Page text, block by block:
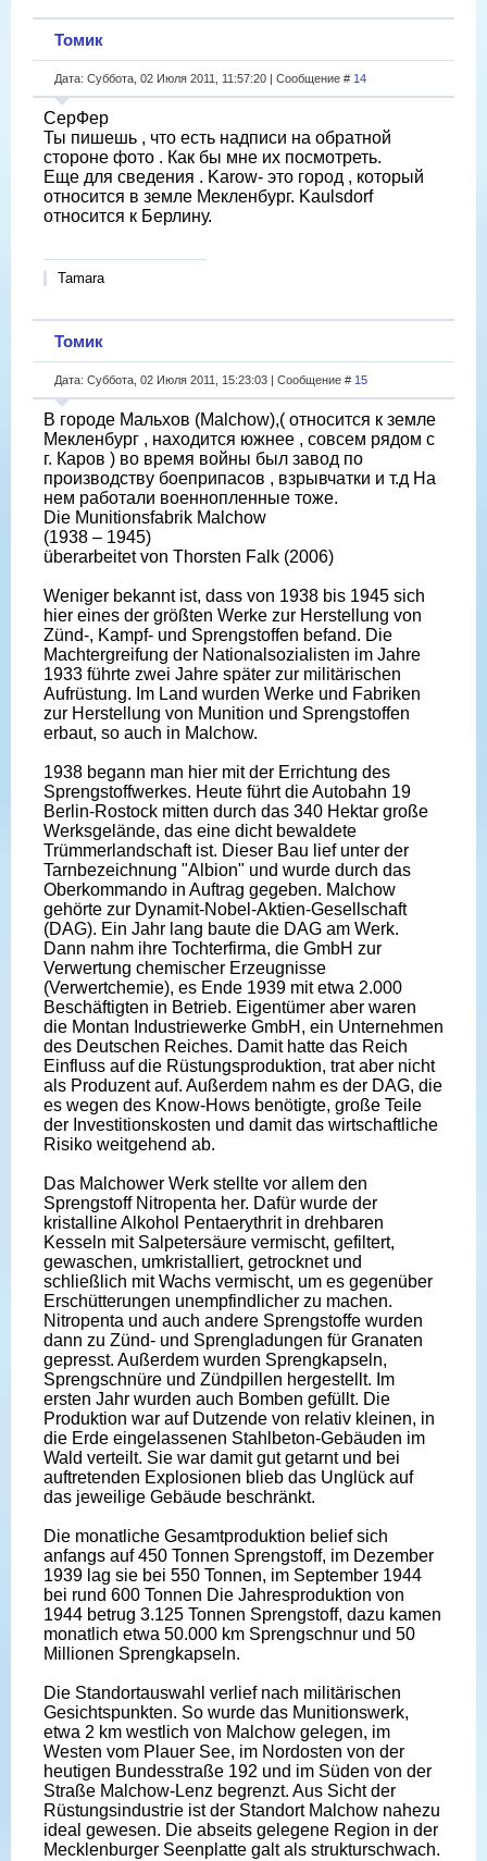
Томик
Дата: Суббота, 02 Июля 2011, 11:57:20 | Сообщение # 14
СерФер
Ты пишешь , что есть надписи на обратной
стороне фото . Как бы мне их посмотреть.
Еще для сведения . Karow- это город , который
относится в земле Мекленбург. Kaulsdorf
относится к Берлину.
Tamara
Томик
Дата: Суббота, 02 Июля 2011, 15:23:03 | Сообщение # 15
В городе Мальхов (Malchow),( относится к земле
Мекленбург , находится южнее , совсем рядом с
г. Каров ) во время войны был завод по
производству боеприпасов , взрывчатки и т.д На
нем работали военнопленные тоже.
Die Munitionsfabrik Malchow
(1938 – 1945)
überarbeitet von Thorsten Falk (2006)
Weniger bekannt ist, dass von 1938 bis 1945 sich
hier eines der größten Werke zur Herstellung von
Zünd-, Kampf- und Sprengstoffen befand. Die
Machtergreifung der Nationalsozialisten im Jahre
1933 führte zwei Jahre später zur militärischen
Aufrüstung. Im Land wurden Werke und Fabriken
zur Herstellung von Munition und Sprengstoffen
erbaut, so auch in Malchow.
1938 begann man hier mit der Errichtung des
Sprengstoffwerkes. Heute führt die Autobahn 19
Berlin-Rostock mitten durch das 340 Hektar große
Werksgelände, das eine dicht bewaldete
Trümmerlandschaft ist. Dieser Bau lief unter der
Tarnbezeichnung "Albion" und wurde durch das
Oberkommando in Auftrag gegeben. Malchow
gehörte zur Dynamit-Nobel-Aktien-Gesellschaft
(DAG). Ein Jahr lang baute die DAG am Werk.
Dann nahm ihre Tochterfirma, die GmbH zur
Verwertung chemischer Erzeugnisse
(Verwertchemie), es Ende 1939 mit etwa 2.000
Beschäftigten in Betrieb. Eigentümer aber waren
die Montan Industriewerke GmbH, ein Unternehmen
des Deutschen Reiches. Damit hatte das Reich
Einfluss auf die Rüstungsproduktion, trat aber nicht
als Produzent auf. Außerdem nahm es der DAG, die
es wegen des Know-Hows benötigte, große Teile
der Investitionskosten und damit das wirtschaftliche
Risiko weitgehend ab.
Das Malchower Werk stellte vor allem den
Sprengstoff Nitropenta her. Dafür wurde der
kristalline Alkohol Pentaerythrit in drehbaren
Kesseln mit Salpetersäure vermischt, gefiltert,
gewaschen, umkristalliert, getrocknet und
schließlich mit Wachs vermischt, um es gegenüber
Erschütterungen unempfindlicher zu machen.
Nitropenta und auch andere Sprengstoffe wurden
dann zu Zünd- und Sprengladungen für Granaten
gepresst. Außerdem wurden Sprengkapseln,
Sprengschnüre und Zündpillen hergestellt. Im
ersten Jahr wurden auch Bomben gefüllt. Die
Produktion war auf Dutzende von relativ kleinen, in
die Erde eingelassenen Stahlbeton-Gebäuden im
Wald verteilt. Sie war damit gut getarnt und bei
auftretenden Explosionen blieb das Unglück auf
das jeweilige Gebäude beschränkt.
Die monatliche Gesamtproduktion belief sich
anfangs auf 450 Tonnen Sprengstoff, im Dezember
1939 lag sie bei 550 Tonnen, im September 1944
bei rund 600 Tonnen Die Jahresproduktion von
1944 betrug 3.125 Tonnen Sprengstoff, dazu kamen
monatlich etwa 50.000 km Sprengschnur und 50
Millionen Sprengkapseln.
Die Standortauswahl verlief nach militärischen
Gesichtspunkten. So wurde das Munitionswerk,
etwa 2 km westlich von Malchow gelegen, im
Westen vom Plauer See, im Nordosten von der
heutigen Bundesstraße 192 und im Süden von der
Straße Malchow-Lenz begrenzt. Aus Sicht der
Rüstungsindustrie ist der Standort Malchow nahezu
ideal gewesen. Die abseits gelegene Region in der
Mecklenburger Seenplatte galt als strukturschwach.